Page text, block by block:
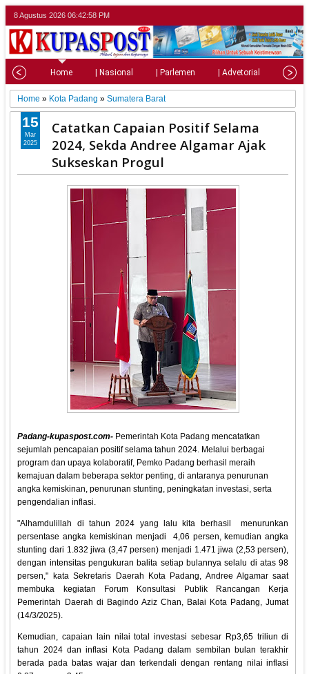
8 Agustus 2026 06:42:59 PM
Home | Nasional | Parlemen | Advetorial |
Home » Kota Padang »Sumatera Barat
Catatkan Capaian Positif Selama
2024, Sekda Andree Algamar Ajak
Sukseskan Progul
Padang-kupaspost.com- Pemerintah Kota Padang mencatatkan
sejumlah pencapaian positif selama tahun 2024. Melalui berbagai
program dan upaya kolaboratif, Pemko Padang berhasil meraih
kemajuan dalam beberapa sektor penting, di antaranya penurunan
angka kemiskinan, penurunan stunting, peningkatan investasi, serta
pengendalian inflasi.
"Alhamdulillah di tahun 2024 yang lalu kita berhasil menurunkan
persentase angka kemiskinan menjadi 4,06 persen, kemudian angka
stunting dari 1.832 jiwa (3,47 persen) menjadi 1.471 jiwa (2,53 persen),
dengan intensitas pengukuran balita setiap bulannya selalu di atas 98
persen," kata Sekretaris Daerah Kota Padang, Andree Algamar saat
membuka kegiatan Forum Konsultasi Publik Rancangan Kerja
Pemerintah Daerah di Bagindo Aziz Chan, Balai Kota Padang, Jumat
(14/3/2025).
Kemudian, capaian lain nilai total investasi sebesar Rp3,65 triliun di
tahun 2024 dan inflasi Kota Padang dalam sembilan bulan terakhir
berada pada batas wajar dan terkendali dengan rentang nilai inflasi
15
Mar
2025